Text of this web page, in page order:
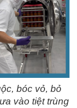
bóc vỏ, bỏ
vào tiệt trùng